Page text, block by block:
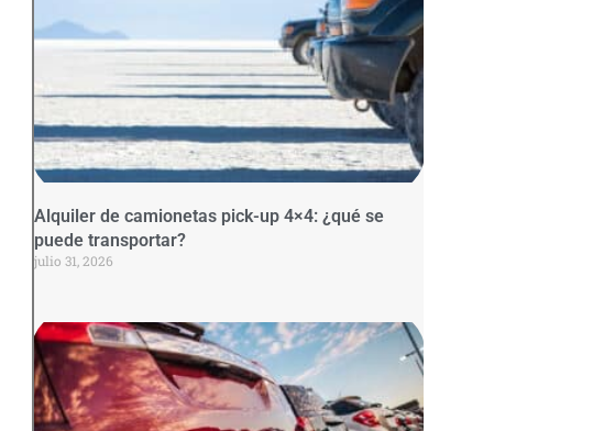
Alquiler de camionetas pick-up 4×4: ¿qué se
puede transportar?
julio 31, 2026